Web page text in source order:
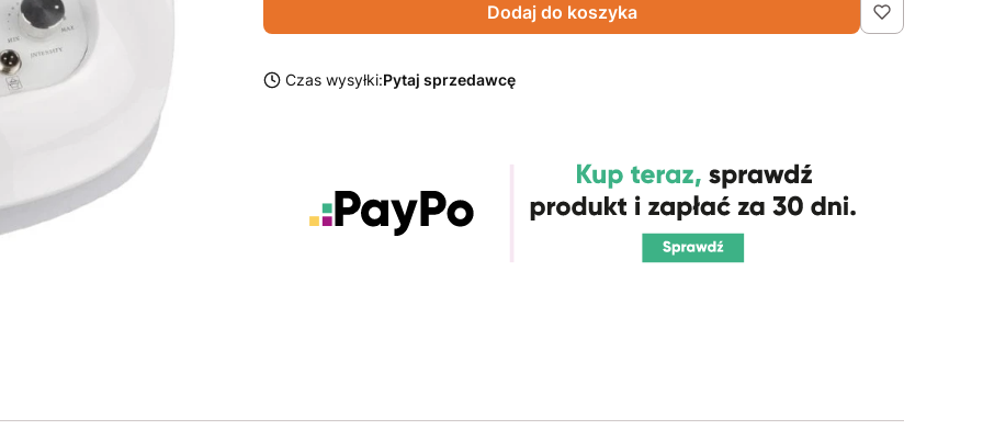
Dodaj do koszyka
Czas wysyłki:Pytaj sprzedawcę